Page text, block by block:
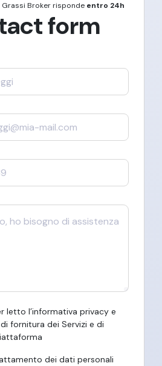
Grassi Brokerrisponde entro 24h
form
letto l’informativa privacy e
fornitura dei Servizi e di
dei dati personali